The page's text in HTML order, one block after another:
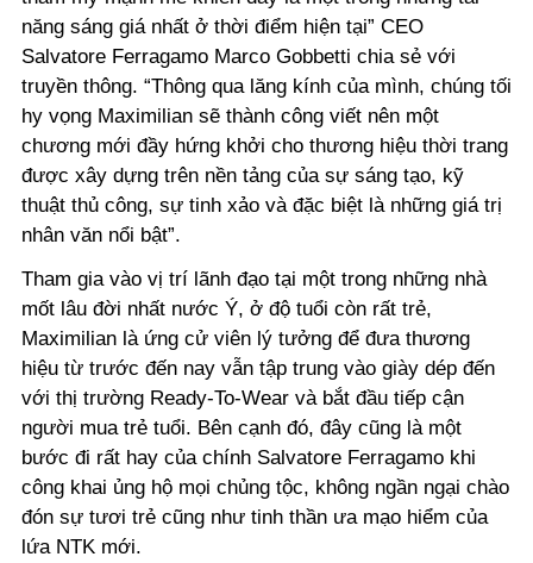
năng sáng giá nhất ở thời điểm hiện tại” CEO
Salvatore Ferragamo Marco Gobbetti chia sẻ với
truyền thông. “Thông qua lăng kính của mình, chúng tối
hy vọng Maximilian sẽ thành công viết nên một
chương mới đầy hứng khởi cho thương hiệu thời trang
được xây dựng trên nền tảng của sự sáng tạo, kỹ
thuật thủ công, sự tinh xảo và đặc biệt là những giá trị
nhân văn nổi bật”.
Tham gia vào vị trí lãnh đạo tại một trong những nhà
mốt lâu đời nhất nước Ý, ở độ tuổi còn rất trẻ,
Maximilian là ứng cử viên lý tưởng để đưa thương
hiệu từ trước đến nay vẫn tập trung vào giày dép đến
với thị trường Ready-To-Wear và bắt đầu tiếp cận
người mua trẻ tuổi. Bên cạnh đó, đây cũng là một
bước đi rất hay của chính Salvatore Ferragamo khi
công khai ủng hộ mọi chủng tộc, không ngần ngại chào
đón sự tươi trẻ cũng như tinh thần ưa mạo hiểm của
lứa NTK mới.